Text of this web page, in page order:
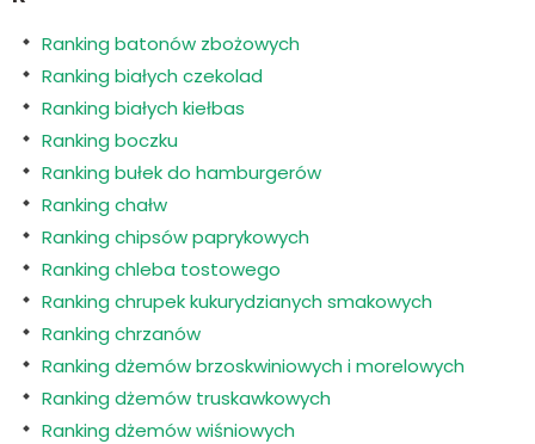
Ranking batonów zbożowych
Ranking białych czekolad
Ranking białych kiełbas
Ranking boczku
Ranking bułek do hamburgerów
Ranking chałw
Ranking chipsów paprykowych
Ranking chleba tostowego
Ranking chrupek kukurydzianych smakowych
Ranking chrzanów
Ranking dżemów brzoskwiniowych i morelowych
Ranking dżemów truskawkowych
Ranking dżemów wiśniowych